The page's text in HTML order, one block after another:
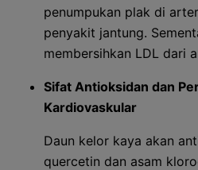
penumpukan plak di
penyakit jantung.
membersihkan LDL dari
Sifat Antioksidan dan
Kardiovaskular
Daun kelor kaya akan
quercetin dan asam